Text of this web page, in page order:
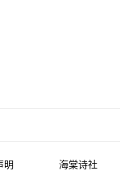
明 海棠诗社